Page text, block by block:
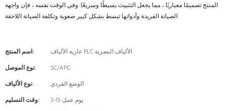
المنتج تصميمًا معياريًا ، مما يجعل التثبيت بسيطًا وسريعًا. وفي الوقت نفسه ، فإن واجهة
الصيانة الفريدة وأدواتها تبسط بشكل كبير صعوبة وتكلفة الصيانة اللاحقة.
اسم المنتج:
عارية الألياف PLC الألياف البصرية
نوع الموصل:
SC/APC
نوع الألياف:
الوضع الفردي
وقت التسليم:
3-15 يوم عمل